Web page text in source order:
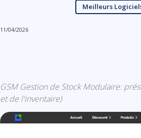
Meilleurs
11/04/2026
GSM Gestion de Stock Modulaire:
et de l'inventaire)